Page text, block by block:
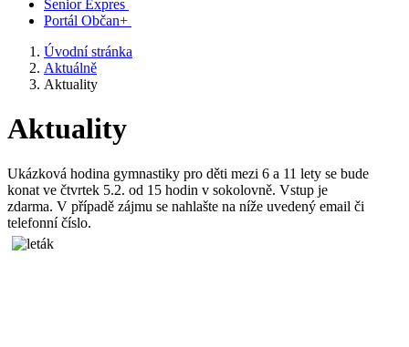
Senior Expres
Portál Občan+
Úvodní stránka
Aktuálně
Aktuality
Aktuality
Ukázková hodina gymnastiky pro děti mezi 6 a 11 lety se bude
konat ve čtvrtek 5.2. od 15 hodin v sokolovně. Vstup je
zdarma. V případě zájmu se nahlašte na níže uvedený email či
telefonní číslo.